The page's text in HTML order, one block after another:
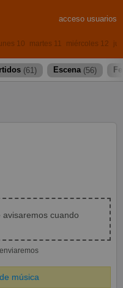
acceso usuarios
10 martes 11 miércoles 12
(61) Escena (56)
avisaremos cuando
música